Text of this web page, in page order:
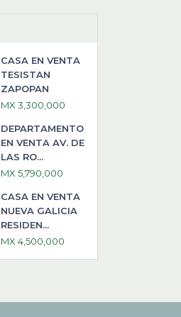
CASA EN VENTA
TESISTAN
ZAPOPAN
MX 3,300,000
DEPARTAMENTO
EN VENTA AV. DE
LAS RO...
MX 5,790,000
CASA EN VENTA
NUEVA GALICIA
RESIDEN...
MX 4,500,000